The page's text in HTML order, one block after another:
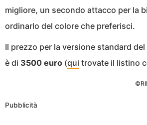
migliore, un secondo attacco per la
ordinarlo del colore che preferisci.
Il prezzo per la versione standard
è di 3500 euro (qui trovate il listino
Pubblicità